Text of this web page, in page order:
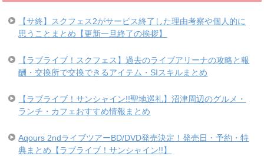
【サ終】スクフェス2がサービス終了した理由考察や個人的に
思うことまとめ【更新一旦終了の挨拶】
【ラブライブ！スクフェス】過去のライブアリーナの攻略と報
酬・交換所で交換できるアイテム・SIスキルまとめ
【ラブライブ！サンシャイン!!聖地巡礼】沼津周辺のグルメ・
ランチ・カフェおすすめ情報まとめ
Aqours 2ndライブツアーBD/DVD発売決定！発売日・予約・特
典まとめ【ラブライブ！サンシャイン!!】